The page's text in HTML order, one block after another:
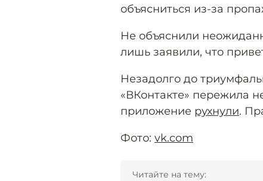
объясниться из-за
Не объяснили
лишь заявили, что
Незадолго до
«ВКонтакте» пережила
приложение рухнули.
Фото: vk.com
Читайте на тему: